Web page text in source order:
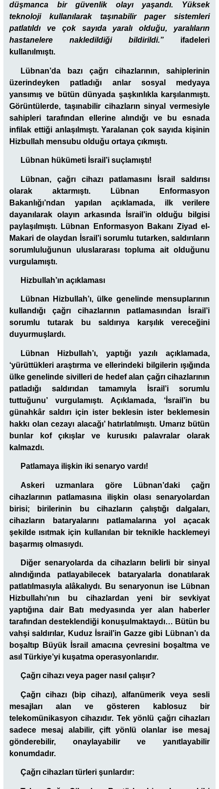
düşmanca bir güvenlik olayı yaşandı. Yüksek
teknoloji kullanılarak taşınabilir pager sistemleri
patlatıldı ve çok sayıda yaralı olduğu, yaralıların
hastanelere nakledildiği bildirildi.” ifadeleri
kullanılmıştı.
Lübnan’da bazı çağrı cihazlarının, sahiplerinin
üzerindeyken patladığı anlar sosyal medyaya
yansımış ve bütün dünyada şaşkınlıkla karşılanmıştı.
Görüntülerde, taşınabilir cihazların sinyal vermesiyle
sahipleri tarafından ellerine alındığı ve bu esnada
infilak ettiği anlaşılmıştı. Yaralanan çok sayıda kişinin
Hizbullah mensubu olduğu ortaya çıkmıştı.
Lübnan hükümeti İsrail’i suçlamıştı!
Lübnan, çağrı cihazı patlamasını İsrail saldırısı
olarak aktarmıştı. Lübnan Enformasyon
Bakanlığı’ndan yapılan açıklamada, ilk verilere
dayanılarak olayın arkasında İsrail’in olduğu bilgisi
paylaşılmıştı. Lübnan Enformasyon Bakanı Ziyad el-
Makari de olaydan İsrail’i sorumlu tutarken, saldırıların
sorumluluğunun uluslararası topluma ait olduğunu
vurgulamıştı.
Hizbullah’ın açıklaması
Lübnan Hizbullah’ı, ülke genelinde mensuplarının
kullandığı çağrı cihazlarının patlamasından İsrail’i
sorumlu tutarak bu saldırıya karşılık vereceğini
duyurmuşlardı.
Lübnan Hizbullah’ı, yaptığı yazılı açıklamada,
‘yürüttükleri araştırma ve ellerindeki bilgilerin ışığında
ülke genelinde sivilleri de hedef alan çağrı cihazlarının
patladığı saldırıdan tamamıyla İsrail’i sorumlu
tuttuğunu’ vurgulamıştı. Açıklamada, ‘İsrail’in bu
günahkâr saldırı için ister beklesin ister beklemesin
hakkı olan cezayı alacağı’ hatırlatılmıştı. Umarız bütün
bunlar kof çıkışlar ve kurusıkı palavralar olarak
kalmazdı.
Patlamaya ilişkin iki senaryo vardı!
Askeri uzmanlara göre Lübnan’daki çağrı
cihazlarının patlamasına ilişkin olası senaryolardan
birisi; birilerinin bu cihazların çalıştığı dalgaları,
cihazların bataryalarını patlamalarına yol açacak
şekilde ısıtmak için kullanılan bir teknikle hacklemeyi
başarmış olmasıydı.
Diğer senaryolarda da cihazların belirli bir sinyal
alındığında patlayabilecek bataryalarla donatılarak
patlatılmasıyla alâkalıydı. Bu senaryonun ise Lübnan
Hizbullahı’nın bu cihazlardan yeni bir sevkiyat
yaptığına dair Batı medyasında yer alan haberler
tarafından desteklendiği konuşulmaktaydı… Bütün bu
vahşi saldırılar, Kuduz İsrail’in Gazze gibi Lübnan’ı da
boşaltıp Büyük İsrail amacına çevresini boşaltma ve
asıl Türkiye’yi kuşatma operasyonlarıdır.
Çağrı cihazı veya pager nasıl çalışır?
Çağrı cihazı (bip cihazı), alfanümerik veya sesli
mesajları alan ve gösteren kablosuz bir
telekomünikasyon cihazıdır. Tek yönlü çağrı cihazları
sadece mesaj alabilir, çift yönlü olanlar ise mesaj
gönderebilir, onaylayabilir ve yanıtlayabilir
konumdadır.
Çağrı cihazları türleri şunlardır: